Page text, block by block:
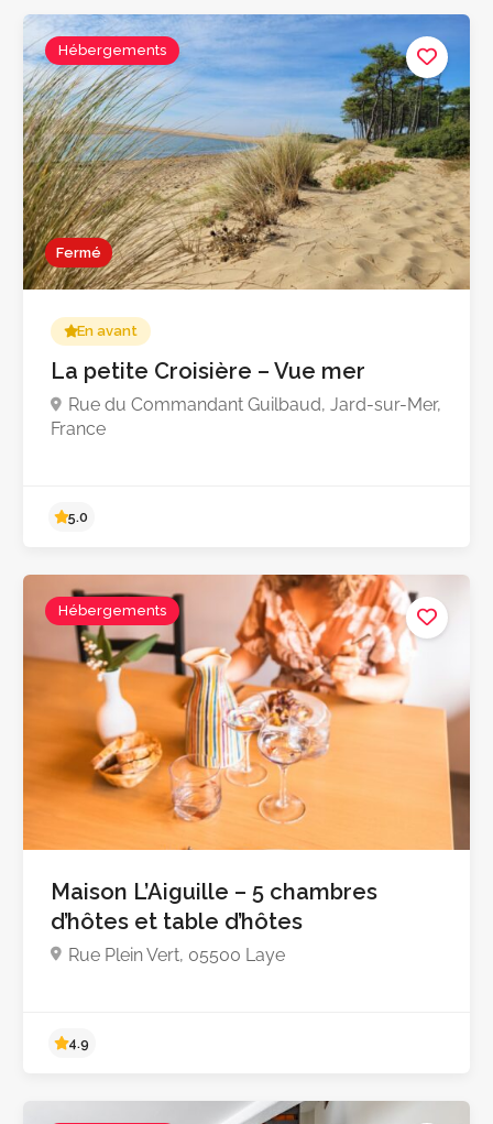
Fermé
Hébergements
En avant
La petite Croisière – Vue mer
Rue du Commandant Guilbaud, Jard-sur-Mer,
France
5.0
Hébergements
Maison L’Aiguille – 5 chambres
d’hôtes et table d’hôtes
Rue Plein Vert, 05500 Laye